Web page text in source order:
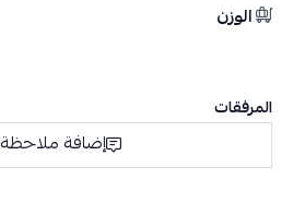
الوزن
المرفقات
إضافة ملاحظة